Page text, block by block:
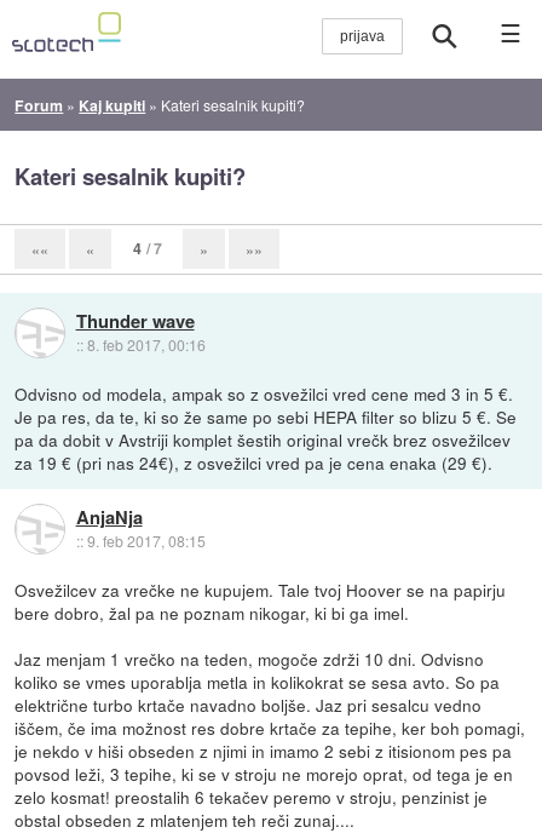
☰
Forum » Kaj kupiti » Kateri sesalnik kupiti?
Kateri sesalnik kupiti?
«« « 4 / 7 » »»
Thunder wave
::8. feb 2017, 00:16
Odvisno od modela, ampak so z osvežilci vred cene med 3 in 5 €.
Je pa res, da te, ki so že same po sebi HEPA filter so blizu 5 €. Se
pa da dobit v Avstriji komplet šestih original vrečk brez osvežilcev
za 19 € (pri nas 24€), z osvežilci vred pa je cena enaka (29 €).
AnjaNja
::9. feb 2017, 08:15
Osvežilcev za vrečke ne kupujem. Tale tvoj Hoover se na papirju
bere dobro, žal pa ne poznam nikogar, ki bi ga imel.
Jaz menjam 1 vrečko na teden, mogoče zdrži 10 dni. Odvisno
koliko se vmes uporablja metla in kolikokrat se sesa avto. So pa
električne turbo krtače navadno boljše. Jaz pri sesalcu vedno
iščem, če ima možnost res dobre krtače za tepihe, ker boh pomagi,
je nekdo v hiši obseden z njimi in imamo 2 sebi z itisionom pes pa
povsod leži, 3 tepihe, ki se v stroju ne morejo oprat, od tega je en
zelo kosmat! preostalih 6 tekačev peremo v stroju, penzinist je
obstal obseden z mlatenjem teh reči zunaj....